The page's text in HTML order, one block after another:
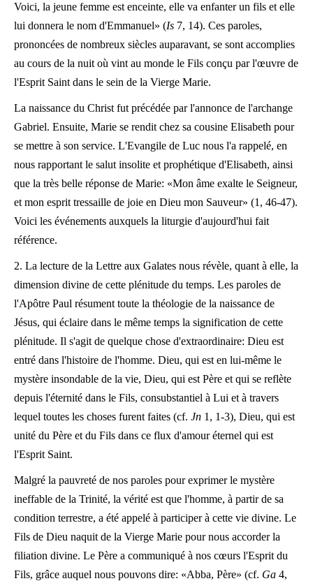
Voici, la jeune femme est enceinte, elle va enfanter un fils et elle
lui donnera le nom d'Emmanuel» (Is 7, 14). Ces paroles,
prononcées de nombreux siècles auparavant, se sont accomplies
au cours de la nuit où vint au monde le Fils conçu par l'œuvre de
l'Esprit Saint dans le sein de la Vierge Marie.
La naissance du Christ fut précédée par l'annonce de l'archange
Gabriel. Ensuite, Marie se rendit chez sa cousine Elisabeth pour
se mettre à son service. L'Evangile de Luc nous l'a rappelé, en
nous rapportant le salut insolite et prophétique d'Elisabeth, ainsi
que la très belle réponse de Marie: «Mon âme exalte le Seigneur,
et mon esprit tressaille de joie en Dieu mon Sauveur» (1, 46-47).
Voici les événements auxquels la liturgie d'aujourd'hui fait
référence.
2. La lecture de la Lettre aux Galates nous révèle, quant à elle, la
dimension divine de cette plénitude du temps. Les paroles de
l'Apôtre Paul résument toute la théologie de la naissance de
Jésus, qui éclaire dans le même temps la signification de cette
plénitude. Il s'agit de quelque chose d'extraordinaire: Dieu est
entré dans l'histoire de l'homme. Dieu, qui est en lui-même le
mystère insondable de la vie, Dieu, qui est Père et qui se reflète
depuis l'éternité dans le Fils, consubstantiel à Lui et à travers
lequel toutes les choses furent faites (cf. Jn 1, 1-3), Dieu, qui est
unité du Père et du Fils dans ce flux d'amour éternel qui est
l'Esprit Saint.
Malgré la pauvreté de nos paroles pour exprimer le mystère
ineffable de la Trinité, la vérité est que l'homme, à partir de sa
condition terrestre, a été appelé à participer à cette vie divine. Le
Fils de Dieu naquit de la Vierge Marie pour nous accorder la
filiation divine. Le Père a communiqué à nos cœurs l'Esprit du
Fils, grâce auquel nous pouvons dire: «Abba, Père» (cf. Ga 4,